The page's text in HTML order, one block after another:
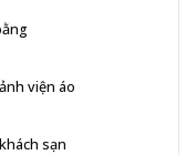
viện áo
sạn